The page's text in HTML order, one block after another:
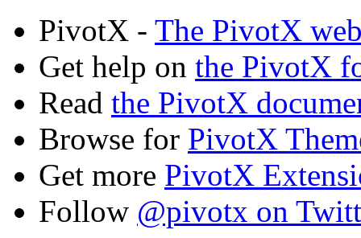
PivotX - The PivotX
Get help on the PivotX
Read the PivotX
Browse for PivotX
Get more PivotX
Follow @pivotx on